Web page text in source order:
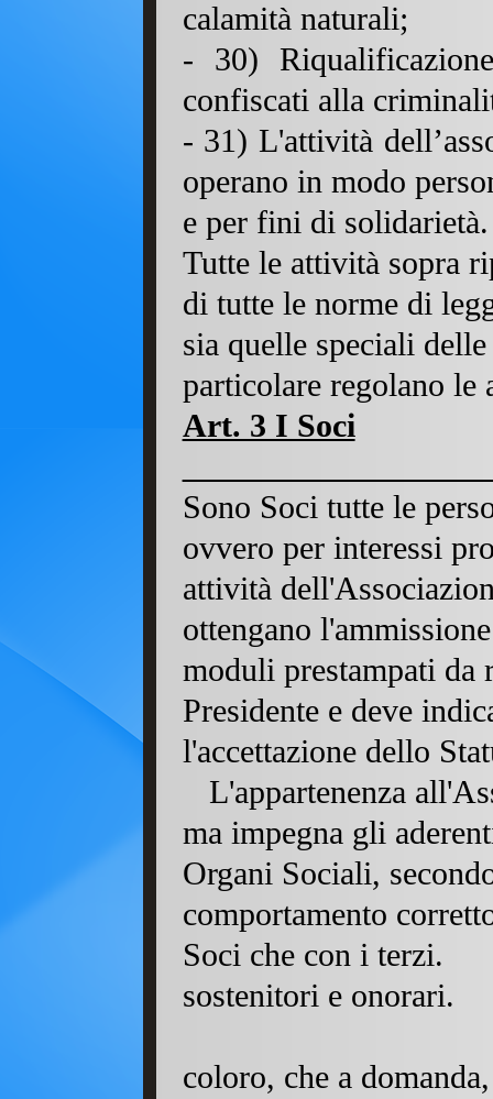
calamità naturali;
- 30)
confiscati alla
- 31) L'attività del
operano in modo
e per fini di solidarietà.
Tutte le attività sopra
di tutte le norme di
sia quelle speciali
particolare regolano le
Art. 3 I Soci
Sono Soci tutte le
ovvero per interessi
attività
ottengano
moduli prestampati da
Presidente e deve
l'accettazione dello
L'appartenenza
ma impegna gli
Organi Sociali,
comportamento
Soci che con i terzi.
sostenitori e onorari.
coloro, che a